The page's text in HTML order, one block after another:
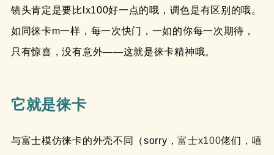
镜头肯定是要比lx100好一点的哦，调色是有区别的哦。
如同徕卡m一样，每一次快门，一如的你每一次期待，
只有惊喜，没有意外——这就是徕卡精神哦。
它就是徕卡
与富士模仿徕卡的外壳不同（sorry，富士x100佬们，嘻